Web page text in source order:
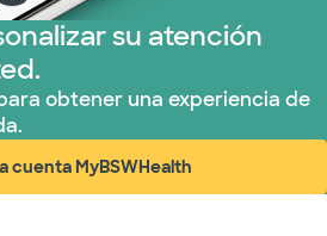
su atención
obtener una experiencia de
cuenta MyBSWHealth
(abre en ventana nueva)